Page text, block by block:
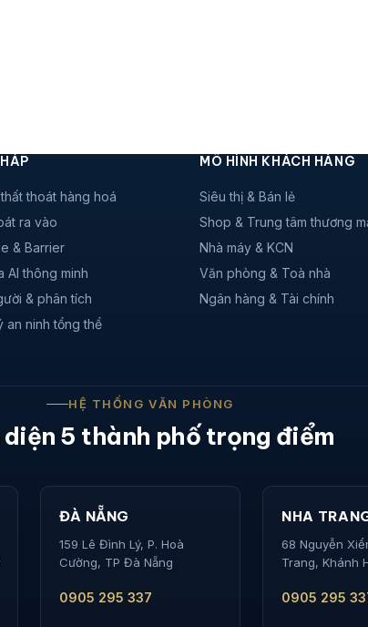
thoát hàng hoá
ra vào
& Barrier
AI thông minh
& phân tích
an ninh tổng thể
MÔ HÌNH KHÁCH HÀNG
Siêu thị & Bán lẻ
Shop & Trung tâm thương
Nhà máy & KCN
Văn phòng & Toà nhà
Ngân hàng & Tài chính
HỆ THỐNG VĂN PHÒNG
diện 5 thành phố trọng điểm
ĐÀ NẴNG
159 Lê Đình Lý, P. Hoà
Cường, TP Đà Nẵng
0905 295 337
NHA
68 Nguyễn
Trang, Khánh
0905 295